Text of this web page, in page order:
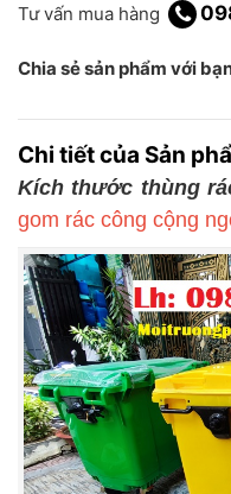
Tư vấn mua hàng
Chia sẻ sản phẩm với
Chi tiết của Sản
Kích thước thùng
gom rác công cộng